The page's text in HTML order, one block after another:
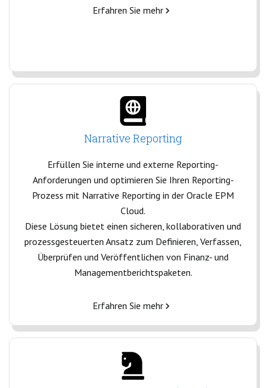
Erfahren Sie mehr
Narrative Reporting
Erfüllen Sie interne und externe Reporting-
Anforderungen und optimieren Sie Ihren Reporting-
Prozess mit Narrative Reporting in der Oracle EPM
Cloud.
Diese Lösung bietet einen sicheren, kollaborativen und
prozessgesteuerten Ansatz zum Definieren, Verfassen,
Überprüfen und Veröffentlichen von Finanz- und
Managementberichtspaketen.
Erfahren Sie mehr